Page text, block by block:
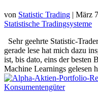
von Statistic Trading | März
Statistische Tradingsysteme
Sehr geehrte Statistic-
gerade lese hat mich dazu
ist, bis dato, eins der besten
Machine Learnings gelesen